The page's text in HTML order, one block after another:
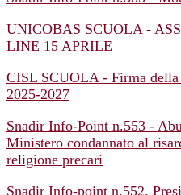
UNICOBAS SCUOLA -
LINE 15 APRILE
CISL SCUOLA - Firma
2025-2027
Snadir Info-Point n.553 -
Ministero condannato al
religione precari
Snadir Info-point n.552.